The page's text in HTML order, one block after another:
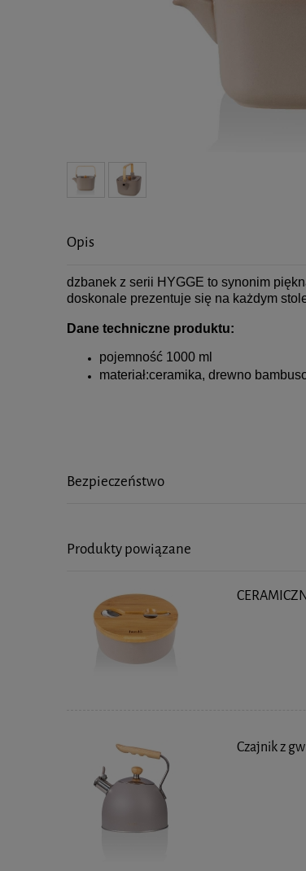
Opis
dzbanek z serii HYGGE to synonim
doskonale prezentuje się na każdym
Dane techniczne produktu:
pojemność 1000 ml
materiał:ceramika, drewno
Bezpieczeństwo
Produkty powiązane
Czajnik z